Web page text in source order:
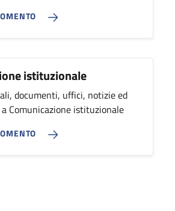
istituzionale
documenti, uffici, notizie ed
Comunicazione istituzionale